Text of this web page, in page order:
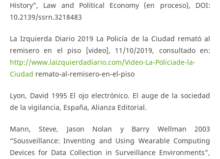
History”, Law and Political Economy (en proceso), DOI:
10.2139/ssrn.3218483
La Izquierda Diario 2019 La Policía de la Ciudad remató al
remisero en el piso [video], 11/10/2019, consultado en:
http://www.laizquierdadiario.com/Video-La-Policiade-la-
Ciudad remato-al-remisero-en-el-piso
Lyon, David 1995 El ojo electrónico. El auge de la sociedad
de la vigilancia, España, Alianza Editorial.
Mann, Steve, Jason Nolan y Barry Wellman 2003
“Sousveillance: Inventing and Using Wearable Computing
Devices for Data Collection in Surveillance Environments”,